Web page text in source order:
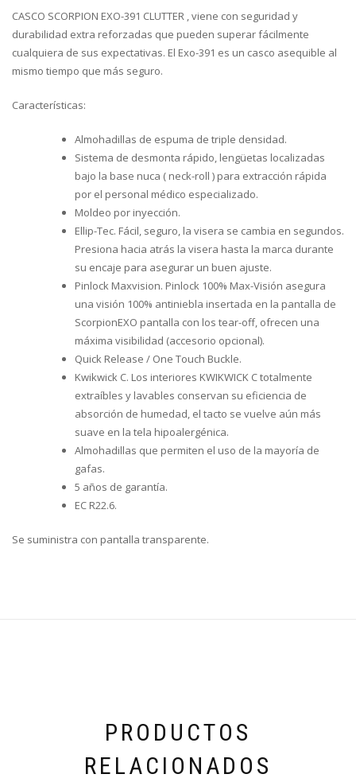
CASCO SCORPION EXO-391 CLUTTER , viene con seguridad y
durabilidad extra reforzadas que pueden superar fácilmente
cualquiera de sus expectativas. El Exo-391 es un casco asequible al
mismo tiempo que más seguro.
Características:
Almohadillas de espuma de triple densidad.
Sistema de desmonta rápido, lengüetas localizadas
bajo la base nuca ( neck-roll ) para extracción rápida
por el personal médico especializado.
Moldeo por inyección.
Ellip-Tec. Fácil, seguro, la visera se cambia en segundos.
Presiona hacia atrás la visera hasta la marca durante
su encaje para asegurar un buen ajuste.
Pinlock Maxvision. Pinlock 100% Max-Visión asegura
una visión 100% antiniebla insertada en la pantalla de
ScorpionEXO pantalla con los tear-off, ofrecen una
máxima visibilidad (accesorio opcional).
Quick Release / One Touch Buckle.
Kwikwick C. Los interiores KWIKWICK C totalmente
extraíbles y lavables conservan su eficiencia de
absorción de humedad, el tacto se vuelve aún más
suave en la tela hipoalergénica.
Almohadillas que permiten el uso de la mayoría de
gafas.
5 años de garantía.
EC R22.6.
Se suministra con pantalla transparente.
PRODUCTOS
RELACIONADOS